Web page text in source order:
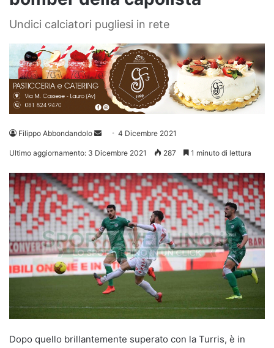
Undici calciatori pugliesi in rete
Filippo Abbondandolo
Invia 4 Dicembre 2021
Ultimo aggiornamento: 3 Dicembre 2021 287 1 minuto di lettura
Dopo quello brillantemente superato con la Turris, è in